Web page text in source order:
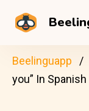
Beelinguapp
you” In Spanish